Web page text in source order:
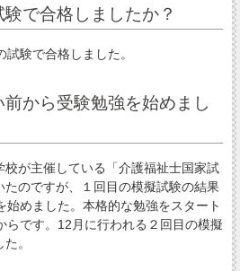
で合格しましたか？
験で合格しました。
から受験勉強を始めまし
が主催している「介護福祉士国家試
のですが、１回目の模擬試験の結果
始めました。本格的な勉強をスタート
らです。12月に行われる２回目の模擬
。